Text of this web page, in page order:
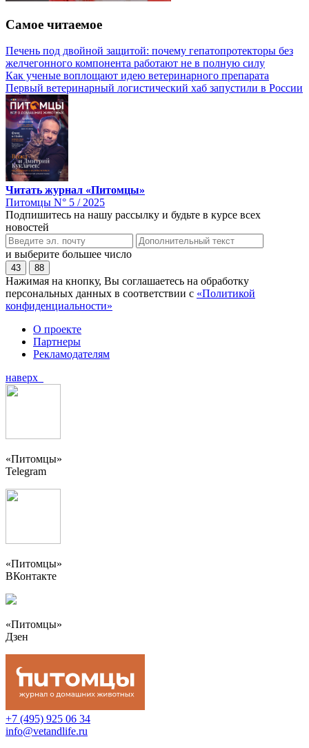
Самое читаемое
Печень под двойной защитой: почему гепатопротекторы без
желчегонного компонента работают не в полную силу
Как ученые воплощают идею ветеринарного препарата
Первый ветеринарный логистический хаб запустили в России
Читать журнал «Питомцы»
Питомцы N° 5 / 2025
Подпишитесь на нашу рассылку и будьте в курсе всех
новостей
и выберите большее число
43 88
Нажимая на кнопку, Вы соглашаетесь на обработку
персональных данных в соответствии с «Политикой
конфиденциальности»
О проекте
Партнеры
Рекламодателям
наверх
«Питомцы»
Telegram
«Питомцы»
ВКонтакте
«Питомцы»
Дзен
+7 (495) 925 06 34
info@vetandlife.ru